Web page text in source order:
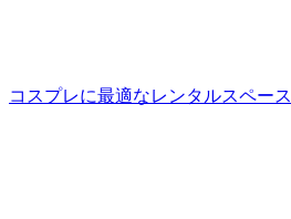
コスプレに最適なレンタルスペース